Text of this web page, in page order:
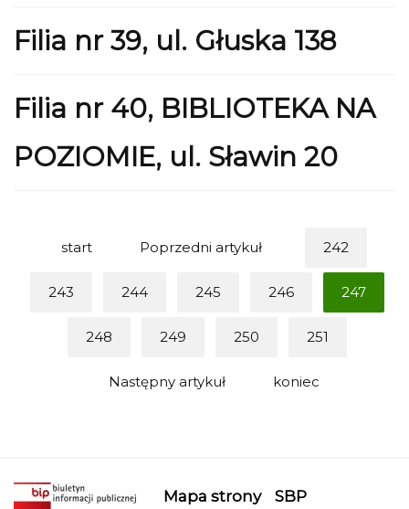
Filia nr 39, ul. Głuska 138
Filia nr 40, BIBLIOTEKA NA
POZIOMIE, ul. Sławin 20
start Poprzedni artykuł 242
243 244 245 246 247
248 249 250 251
Następny artykuł koniec
Mapa strony SBP